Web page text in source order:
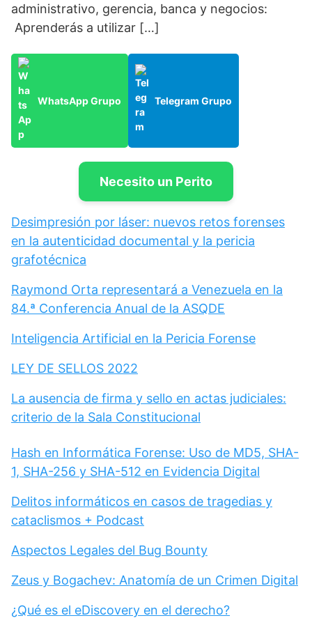
administrativo, gerencia, banca y negocios:
Aprenderás a utilizar […]
WhatsApp Grupo Telegram Grupo
Necesito un Perito
Desimpresión por láser: nuevos retos forenses
en la autenticidad documental y la pericia
grafotécnica
Raymond Orta representará a Venezuela en la
84.ª Conferencia Anual de la ASQDE
Inteligencia Artificial en la Pericia Forense
LEY DE SELLOS 2022
La ausencia de firma y sello en actas judiciales:
criterio de la Sala Constitucional
Hash en Informática Forense: Uso de MD5, SHA-
1, SHA-256 y SHA-512 en Evidencia Digital
Delitos informáticos en casos de tragedias y
cataclismos + Podcast
Aspectos Legales del Bug Bounty
Zeus y Bogachev: Anatomía de un Crimen Digital
¿Qué es el eDiscovery en el derecho?